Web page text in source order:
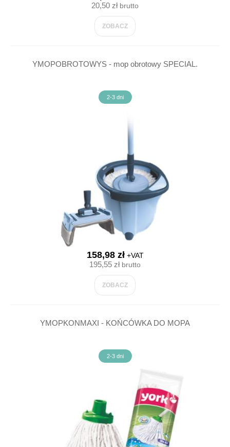
20,50 złbrutto
ZOBACZ
YMOPOBROTOWYS - mop obrotowy SPECIAL.
2-3 dni
158,98 zł+VAT
195,55 złbrutto
ZOBACZ
YMOPKONMAXI - KOŃCÓWKA DO MOPA
2-3 dni